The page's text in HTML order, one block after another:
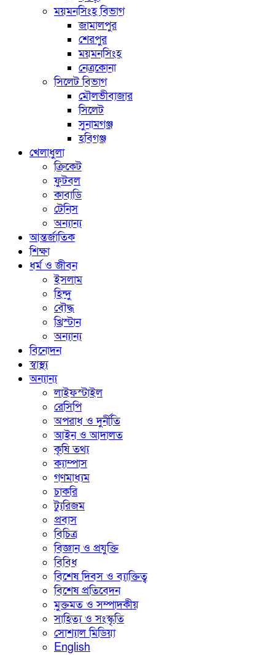
ময়মনসিংহ বিভাগ
জামালপুর
শেরপুর
ময়মনসিংহ
নেত্রকোনা
সিলেট বিভাগ
মৌলভীবাজার
সিলেট
সুনামগঞ্জ
হবিগঞ্জ
খেলাধুলা
ক্রিকেট
ফুটবল
কাবাডি
টেনিস
অন্যান্য
আন্তর্জাতিক
শিক্ষা
ধর্ম ও জীবন
ইসলাম
হিন্দু
বৌদ্ধ
খ্রিস্টান
অন্যান্য
বিনোদন
স্বাস্থ্য
অন্যান্য
লাইফস্টাইল
রেসিপি
অপরাধ ও দুর্নীতি
আইন ও আদালত
কৃষি তথ্য
ক্যাম্পাস
গণমাধ্যম
চাকরি
ট্যুরিজম
প্রবাস
বিচিত্র
বিজ্ঞান ও প্রযুক্তি
বিবিধ
বিশেষ দিবস ও ব্যাক্তিত্ব
বিশেষ প্রতিবেদন
মুক্তমত ও সম্পাদকীয়
সাহিত্য ও সংস্কৃতি
সোশ্যাল মিডিয়া
English